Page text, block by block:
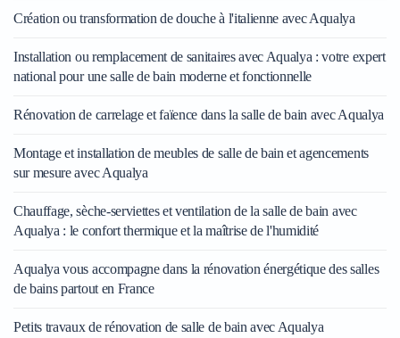
Création ou transformation de douche à l'italienne avec Aqualya
Installation ou remplacement de sanitaires avec Aqualya : votre expert
national pour une salle de bain moderne et fonctionnelle
Rénovation de carrelage et faïence dans la salle de bain avec Aqualya
Montage et installation de meubles de salle de bain et agencements
sur mesure avec Aqualya
Chauffage, sèche-serviettes et ventilation de la salle de bain avec
Aqualya : le confort thermique et la maîtrise de l'humidité
Aqualya vous accompagne dans la rénovation énergétique des salles
de bains partout en France
Petits travaux de rénovation de salle de bain avec Aqualya